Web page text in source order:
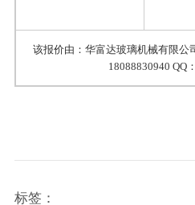
该报价由：华富达玻璃机械有限公
18088830940 QQ
标签：